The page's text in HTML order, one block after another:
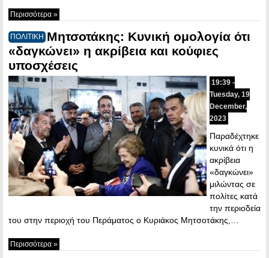
Περισσότερα »
ΠΟΛΙΤΙΚΗ Μητσοτάκης: Κυνική ομολογία ότι
«δαγκώνει» η ακρίβεια και κούφιες
υποσχέσεις
19:39 -
Tuesday, 19
December,
2023
Παραδέχτηκε
κυνικά ότι η
ακρίβεια
«δαγκώνει»
μιλώντας σε
πολίτες κατά
την περιοδεία
του στην περιοχή του Περάματος ο Κυριάκος Μητσοτάκης,…
Περισσότερα »